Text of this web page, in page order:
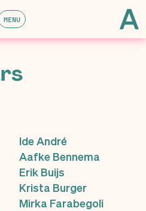
MENU
Ide André
Aafke Bennema
Erik Buijs
Krista Burger
Mirka Farabegoli